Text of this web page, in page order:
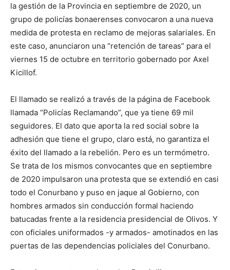
la gestión de la Provincia en septiembre de 2020, un
grupo de policías bonaerenses convocaron a una nueva
medida de protesta en reclamo de mejoras salariales. En
este caso, anunciaron una “retención de tareas” para el
viernes 15 de octubre en territorio gobernado por Axel
Kicillof.
El llamado se realizó a través de la página de Facebook
llamada “Policías Reclamando”, que ya tiene 69 mil
seguidores. El dato que aporta la red social sobre la
adhesión que tiene el grupo, claro está, no garantiza el
éxito del llamado a la rebelión. Pero es un termómetro.
Se trata de los mismos convocantes que en septiembre
de 2020 impulsaron una protesta que se extendió en casi
todo el Conurbano y puso en jaque al Gobierno, con
hombres armados sin conducción formal haciendo
batucadas frente a la residencia presidencial de Olivos. Y
con oficiales uniformados -y armados- amotinados en las
puertas de las dependencias policiales del Conurbano.